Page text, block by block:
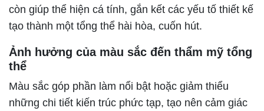
còn giúp thể hiện cá tính, gắn kết các yếu tố thiết kế
tạo thành một tổng thể hài hòa, cuốn hút.
Ảnh hưởng của màu sắc đến thẩm mỹ tổng
thể
Màu sắc góp phần làm nổi bật hoặc giảm thiểu
những chi tiết kiến trúc phức tạp, tạo nên cảm giác